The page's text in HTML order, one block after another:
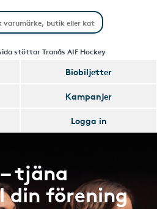
stöttar Tranås AIF Hockey
Biobiljetter
Kampanjer
Logga in
tjäna
din förening